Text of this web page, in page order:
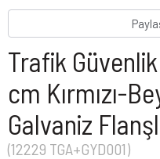
Trafik
cm Kırmızı-
Galvaniz
(12229 TGA+GYD001)